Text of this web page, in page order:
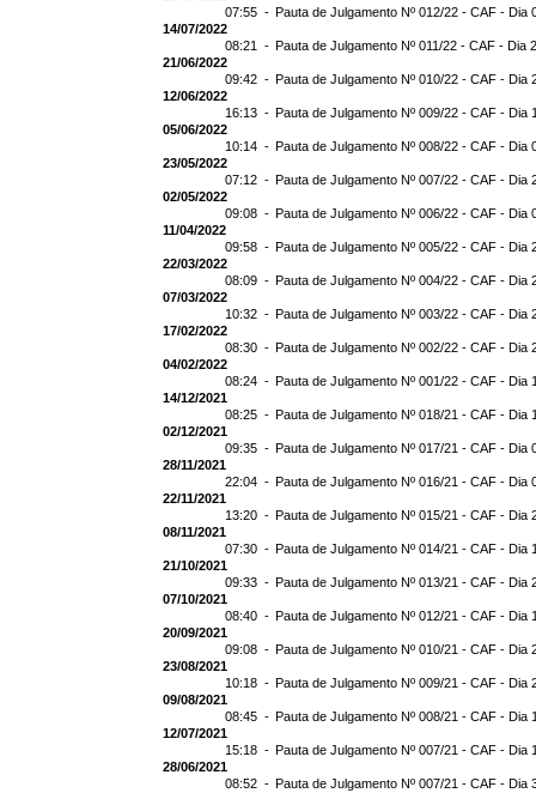
07:55 - Pauta de Julgamento Nº 012/22 - CAF - Dia
14/07/2022
08:21 - Pauta de Julgamento Nº 011/22 - CAF - Dia
21/06/2022
09:42 - Pauta de Julgamento Nº 010/22 - CAF - Dia
12/06/2022
16:13 - Pauta de Julgamento Nº 009/22 - CAF - Dia
05/06/2022
10:14 - Pauta de Julgamento Nº 008/22 - CAF - Dia
23/05/2022
07:12 - Pauta de Julgamento Nº 007/22 - CAF - Dia
02/05/2022
09:08 - Pauta de Julgamento Nº 006/22 - CAF - Dia
11/04/2022
09:58 - Pauta de Julgamento Nº 005/22 - CAF - Dia
22/03/2022
08:09 - Pauta de Julgamento Nº 004/22 - CAF - Dia
07/03/2022
10:32 - Pauta de Julgamento Nº 003/22 - CAF - Dia
17/02/2022
08:30 - Pauta de Julgamento Nº 002/22 - CAF - Dia
04/02/2022
08:24 - Pauta de Julgamento Nº 001/22 - CAF - Dia
14/12/2021
08:25 - Pauta de Julgamento Nº 018/21 - CAF - Dia
02/12/2021
09:35 - Pauta de Julgamento Nº 017/21 - CAF - Dia
28/11/2021
22:04 - Pauta de Julgamento Nº 016/21 - CAF - Dia
22/11/2021
13:20 - Pauta de Julgamento Nº 015/21 - CAF - Dia
08/11/2021
07:30 - Pauta de Julgamento Nº 014/21 - CAF - Dia
21/10/2021
09:33 - Pauta de Julgamento Nº 013/21 - CAF - Dia
07/10/2021
08:40 - Pauta de Julgamento Nº 012/21 - CAF - Dia
20/09/2021
09:08 - Pauta de Julgamento Nº 010/21 - CAF - Dia
23/08/2021
10:18 - Pauta de Julgamento Nº 009/21 - CAF - Dia
09/08/2021
08:45 - Pauta de Julgamento Nº 008/21 - CAF - Dia
12/07/2021
15:18 - Pauta de Julgamento Nº 007/21 - CAF - Dia
28/06/2021
08:52 - Pauta de Julgamento Nº 007/21 - CAF - Dia